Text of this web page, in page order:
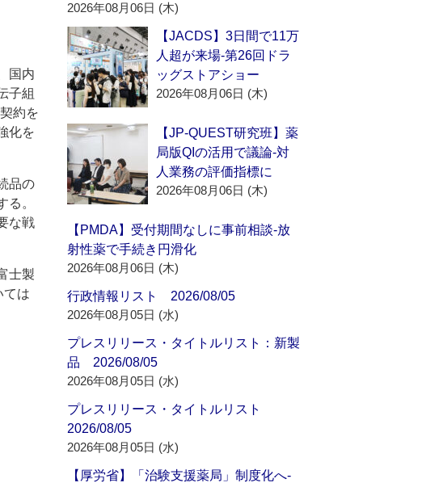
国内
子組
約を
化を
品の
。
な戦
士製
ては
2026年08月06日 (木)
【JACDS】3日間で11万
人超が来場‐第26回ドラ
ッグストアショー
2026年08月06日 (木)
【JP-QUEST研究班】薬
局版QIの活用で議論‐対
人業務の評価指標に
2026年08月06日 (木)
【PMDA】受付期間なしに事前相談‐放
射性薬で手続き円滑化
2026年08月06日 (木)
行政情報リスト 2026/08/05
2026年08月05日 (水)
プレスリリース・タイトルリスト：新製
品 2026/08/05
2026年08月05日 (水)
プレスリリース・タイトルリスト
2026/08/05
2026年08月05日 (水)
【厚労省】「治験支援薬局」制度化へ‐